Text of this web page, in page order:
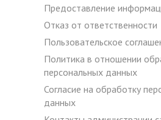
Предоставление
Отказ от ответственности
Пользовательское
Политика в отношении
персональных данных
Согласие на обработку
данных